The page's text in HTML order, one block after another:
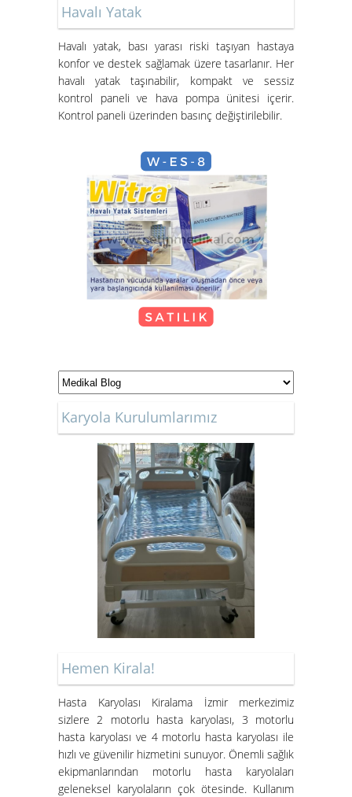
Hasta Karyolası ve Havalı Yatak
Nasıl Kurulur?
Hasta Karyolası Güzelbahçe
KİRALIK TEKERLEKLİ
Kiralık Hasta Karyolası Bostanlı
Kiralık Hasta Karyolası
Hasta Karyolası Muğla
Hasta Karyolası Kiralama
Hizmeti
Havalı Yatak
Havalı yatak, bası yarası riski taşıyan hastaya
konfor ve destek sağlamak üzere tasarlanır. Her
havalı yatak taşınabilir, kompakt ve sessiz
kontrol paneli ve hava pompa ünitesi içerir.
Kontrol paneli üzerinden basınç değiştirilebilir.
Karyola Kurulumlarımız
Hemen Kirala!
Hasta Karyolası Kiralama İzmir merkezimiz
sizlere 2 motorlu hasta karyolası, 3 motorlu
hasta karyolası ve 4 motorlu hasta karyolası ile
hızlı ve güvenilir hizmetini sunuyor. Önemli sağlık
ekipmanlarından motorlu hasta karyolaları
geleneksel karyolaların çok ötesinde. Kullanım